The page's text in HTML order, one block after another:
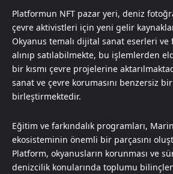
Platformun NFT pazar yeri, deniz
çevre aktivistleri için yeni gelir
Okyanus temalı dijital sanat eserleri ve
alınıp satılabilmekte, bu işlemlerden
bir kısmı çevre projelerine
sanat ve çevre korumasını benzersiz
birleştirmektedir.
Eğitim ve farkındalık programları,
ekosisteminin önemli bir parçasını
Platform, okyanusların korunması ve
denizcilik konularında toplumu